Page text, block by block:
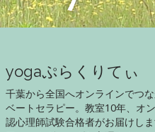
yogaぷらくりてぃ
千葉から全国へオンラインでつ
ベートセラピー。教室10年、オ
認心理師試験合格者がお届けし